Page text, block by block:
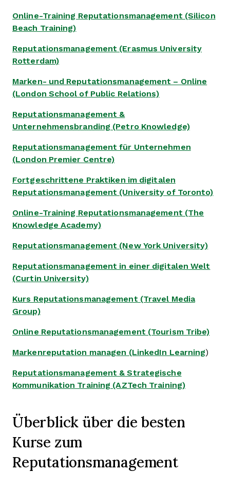
Online-Training Reputationsmanagement (Silicon
Beach Training)
Reputationsmanagement (Erasmus University
Rotterdam)
Marken- und Reputationsmanagement – Online
(London School of Public Relations)
Reputationsmanagement &
Unternehmensbranding (Petro Knowledge)
Reputationsmanagement für Unternehmen
(London Premier Centre)
Fortgeschrittene Praktiken im digitalen
Reputationsmanagement (University of Toronto)
Online-Training Reputationsmanagement (The
Knowledge Academy)
Reputationsmanagement (New York University)
Reputationsmanagement in einer digitalen Welt
(Curtin University)
Kurs Reputationsmanagement (Travel Media
Group)
Online Reputationsmanagement (Tourism Tribe)
Markenreputation managen (LinkedIn Learning)
Reputationsmanagement & Strategische
Kommunikation Training (AZTech Training)
Überblick über die besten
Kurse zum
Reputationsmanagement